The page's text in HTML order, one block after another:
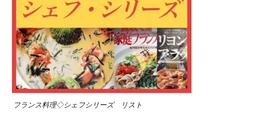
フランス料理◇シェフシリーズ リスト